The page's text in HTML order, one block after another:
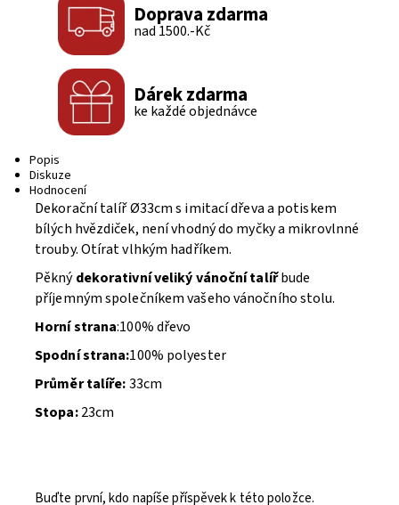
Doprava zdarma
nad 1500.-Kč
Dárek zdarma
ke každé objednávce
Popis
Diskuze
Hodnocení
Dekorační talířØ33cms imitací dřeva a potiskem
bílých hvězdiček, není vhodný do myčky a mikrovlnné
trouby. Otírat vlhkým hadříkem.
Pěknýdekorativní veliký vánoční talířbude
příjemným společníkem vašeho vánočního stolu.
Horní strana:100% dřevo
Spodní strana:100% polyester
Průměr talíře:33cm
Stopa:23cm
Buďte první, kdo napíše příspěvek k této položce.